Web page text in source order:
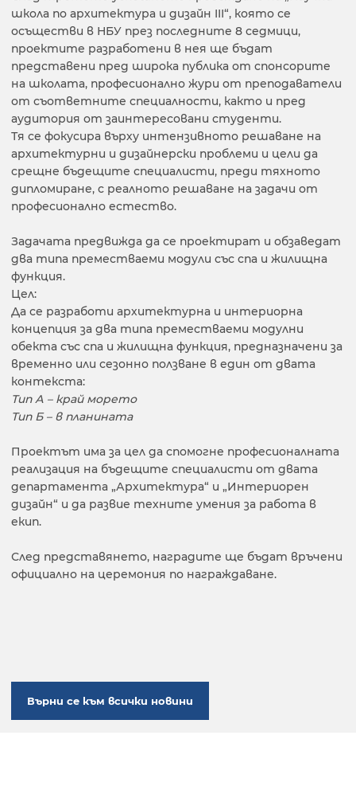
школа по архитектура и дизайн III“, която се
осъществи в НБУ през последните 8 седмици,
проектите разработени в нея ще бъдат
представени пред широка публика от спонсорите
на школата, професионално жури от преподаватели
от съответните специалности, както и пред
аудитория от заинтересовани студенти.
Тя се фокусира върху интензивното решаване на
архитектурни и дизайнерски проблеми и цели да
срещне бъдещите специалисти, преди тяхното
дипломиране, с реалното решаване на задачи от
професионално естество.
Задачата предвижда да се проектират и обзаведат
два типа преместваеми модули със спа и жилищна
функция.
Цел:
Да се разработи архитектурна и интериорна
концепция за два типа преместваеми модулни
обекта със спа и жилищна функция, предназначени за
временно или сезонно ползване в един от двата
контекста:
Тип А – край морето
Тип Б – в планината
Проектът има за цел да спомогне професионалната
реализация на бъдещите специалисти от двата
департамента „Архитектура“ и „Интериорен
дизайн“ и да развие техните умения за работа в
екип.
След представянето, наградите ще бъдат връчени
официално на церемония по награждаване.
Върни се към всички новини